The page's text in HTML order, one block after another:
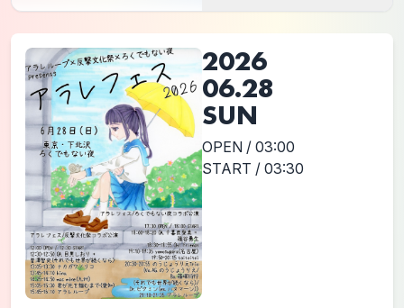
2026
06.28
SUN
OPEN / 03:00
START / 03:30